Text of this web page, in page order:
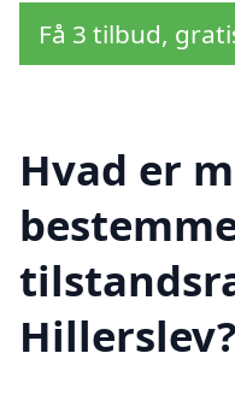
Få 3 tilbud,
Hvad er
Hillerslev?